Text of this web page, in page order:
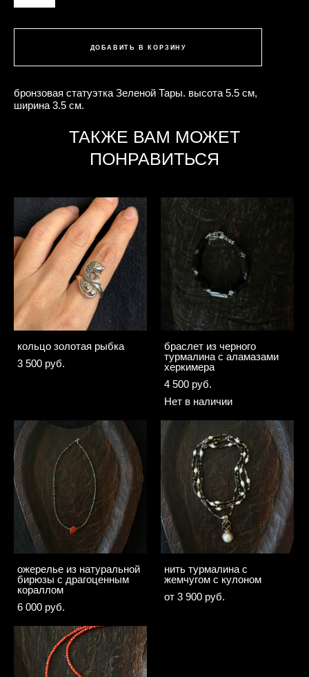
ДОБАВИТЬ В КОРЗИНУ
бронзовая статуэтка Зеленой Тары. высота 5.5 см,
ширина 3.5 см.
ТАКЖЕ ВАМ МОЖЕТ
ПОНРАВИТЬСЯ
кольцо золотая рыбка
3 500 pуб.
браслет из черного
турмалина с аламазами
херкимера
4 500 pуб.
Нет в наличии
ожерелье из натуральной
бирюзы с драгоценным
кораллом
6 000 pуб.
нить турмалина с
жемчугом с кулоном
от 3 900 pуб.